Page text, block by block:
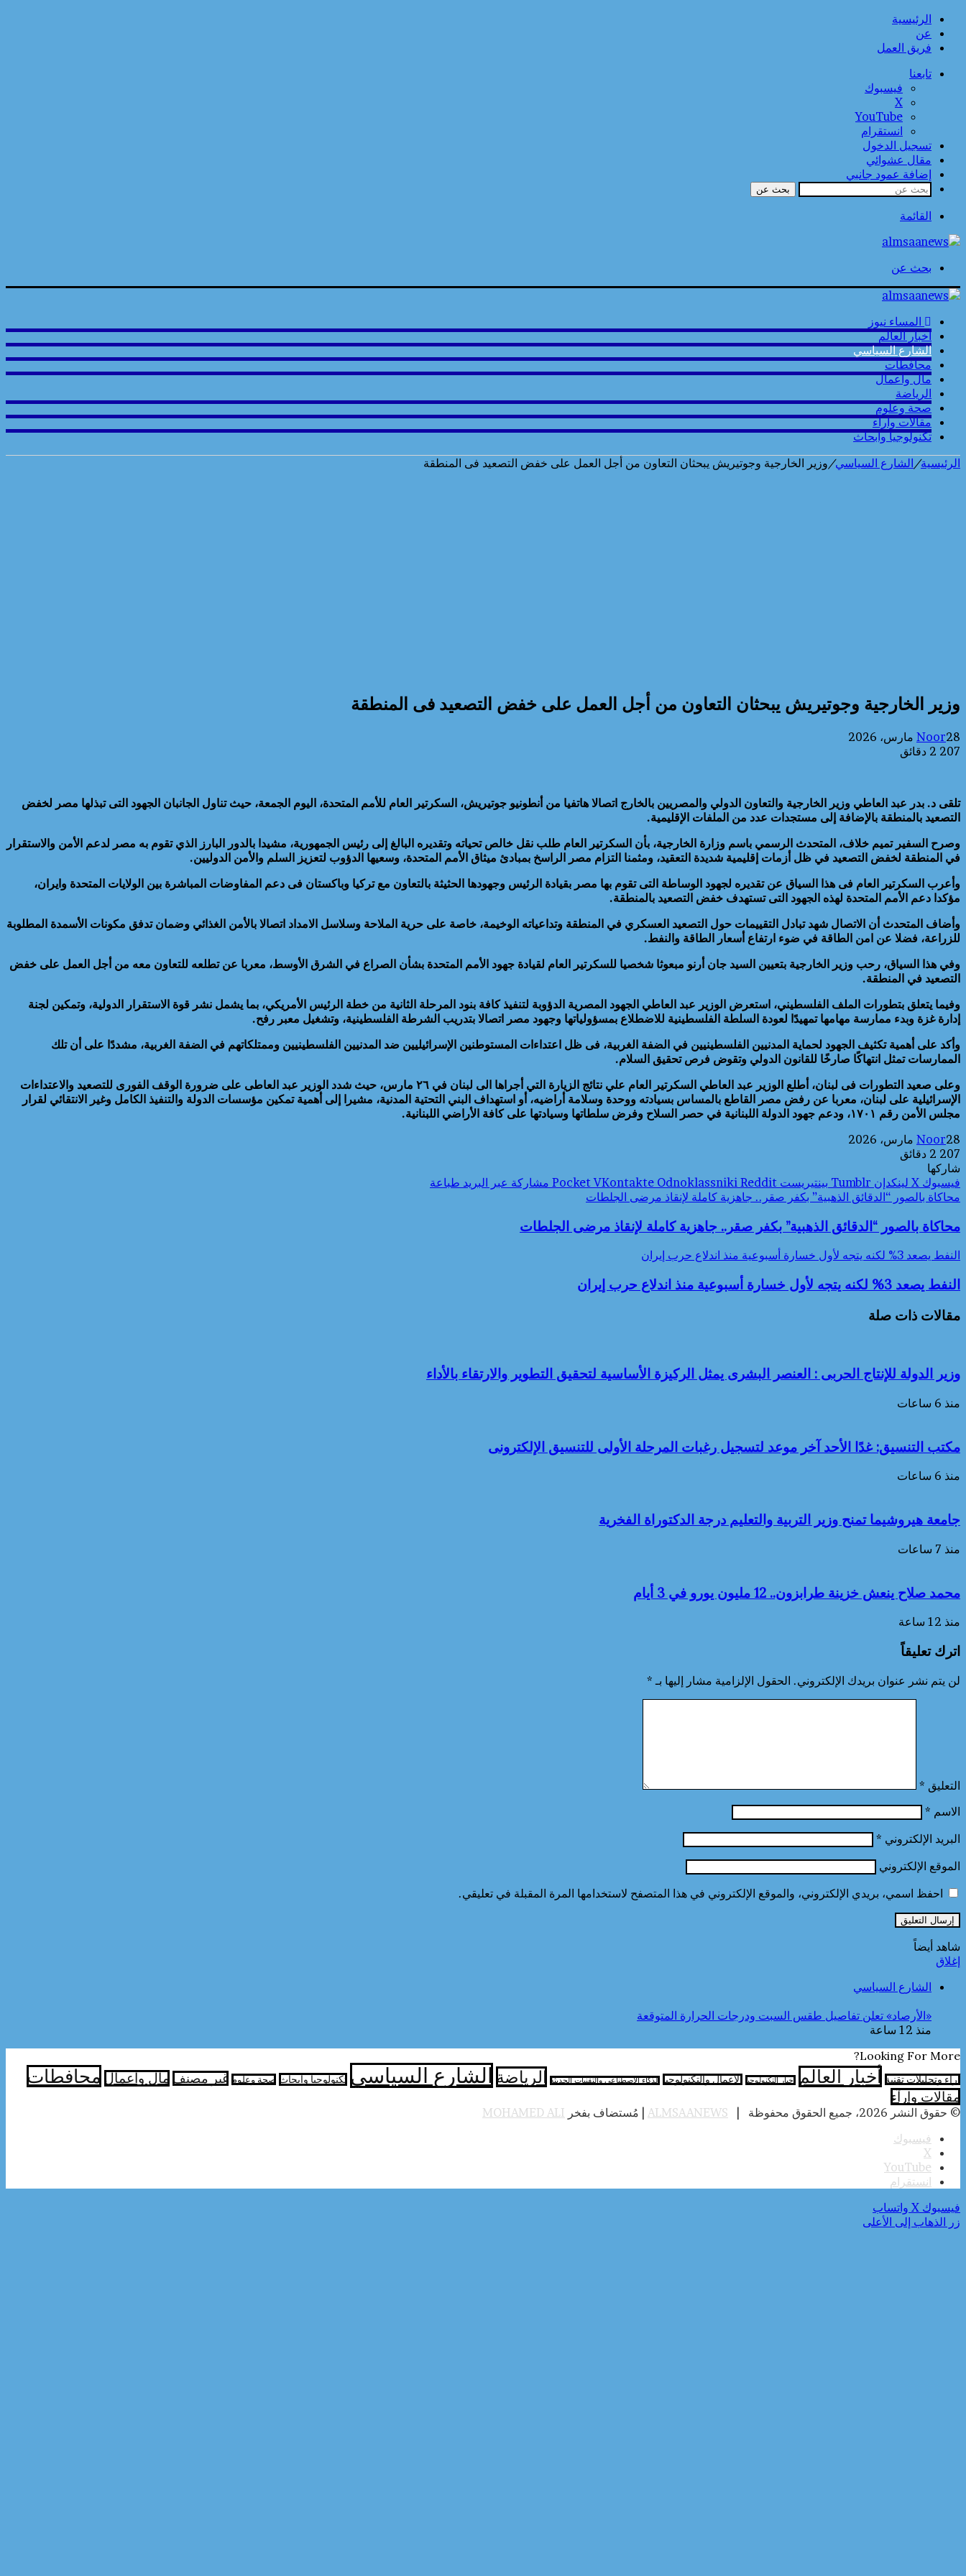
الرئيسية
عن
فريق العمل
تابعنا
فيسبوك
‫X
‫YouTube
انستقرام
تسجيل الدخول
مقال عشوائي
إضافة عمود جانبي
بحث عن
القائمة
بحث عن
المساء نيوز
أخبار العالم
الشارع السياسي
محافطات
مال واعمال
الرياضة
صحة وعلوم
مقالات وارآء
تكنولوجيا وابحاث
الرئيسية/الشارع السياسي/وزير الخارجية وجوتيريش يبحثان التعاون من أجل العمل على خفض التصعيد فى المنطقة
وزير الخارجية وجوتيريش يبحثان التعاون من أجل العمل على خفض التصعيد فى المنطقة
Noor28 مارس، 2026
207 2 دقائق
تلقى د. بدر عبد العاطي وزير الخارجية والتعاون الدولي والمصريين بالخارج اتصالا هاتفيا من أنطونيو جوتيريش، السكرتير العام للأمم المتحدة، اليوم الجمعة، حيث تناول الجانبان الجهود التى تبذلها مصر لخفض
التصعيد بالمنطقة بالإضافة إلى مستجدات عدد من الملفات الإقليمية.
وصرح السفير تميم خلاف، المتحدث الرسمي باسم وزارة الخارجية، بأن السكرتير العام طلب نقل خالص تحياته وتقديره البالغ إلى رئيس الجمهورية، مشيدا بالدور البارز الذي تقوم به مصر لدعم الأمن والاستقرار
في المنطقة لخفض التصعيد في ظل أزمات إقليمية شديدة التعقيد، ومثمنا التزام مصر الراسخ بمبادئ ميثاق الأمم المتحدة، وسعيها الدؤوب لتعزيز السلم والأمن الدوليين.
وأعرب السكرتير العام فى هذا السياق عن تقديره لجهود الوساطة التى تقوم بها مصر بقيادة الرئيس وجهودها الحثيثة بالتعاون مع تركيا وباكستان فى دعم المفاوضات المباشرة بين الولايات المتحدة وايران،
مؤكدا دعم الأمم المتحدة لهذه الجهود التى تستهدف خفض التصعيد بالمنطقة.
وأضاف المتحدث أن الاتصال شهد تبادل التقييمات حول التصعيد العسكري في المنطقة وتداعياته الوخيمة، خاصة على حرية الملاحة وسلاسل الامداد اتصالا بالأمن الغذائي وضمان تدفق مكونات الأسمدة المطلوبة
للزراعة، فضلا عن امن الطاقة في ضوء ارتفاع أسعار الطاقة والنفط.
وفي هذا السياق، رحب وزير الخارجية بتعيين السيد جان أرنو مبعوثا شخصيا للسكرتير العام لقيادة جهود الأمم المتحدة بشأن الصراع في الشرق الأوسط، معربا عن تطلعه للتعاون معه من أجل العمل على خفض
التصعيد في المنطقة.
وفيما يتعلق بتطورات الملف الفلسطيني، استعرض الوزير عبد العاطي الجهود المصرية الدؤوبة لتنفيذ كافة بنود المرحلة الثانية من خطة الرئيس الأمريكي، بما يشمل نشر قوة الاستقرار الدولية، وتمكين لجنة
إدارة غزة وبدء ممارسة مهامها تمهيدًا لعودة السلطة الفلسطينية للاضطلاع بمسؤولياتها وجهود مصر اتصالا بتدريب الشرطة الفلسطينية، وتشغيل معبر رفح.
وأكد على أهمية تكثيف الجهود لحماية المدنيين الفلسطينيين في الضفة الغربية، فى ظل اعتداءات المستوطنين الإسرائيليين ضد المدنيين الفلسطينيين وممتلكاتهم في الضفة الغربية، مشددًا على أن تلك
الممارسات تمثل انتهاكًا صارخًا للقانون الدولي وتقوض فرص تحقيق السلام.
وعلى صعيد التطورات فى لبنان، أطلع الوزير عبد العاطي السكرتير العام علي نتائج الزيارة التي أجراها الى لبنان في ٢٦ مارس، حيث شدد الوزير عبد العاطى على ضرورة الوقف الفورى للتصعيد والاعتداءات
الإسرائيلية على لبنان، معربا عن رفض مصر القاطع بالمساس بسيادته ووحدة وسلامة أراضيه، أو استهداف البني التحتية المدنية، مشيرا إلى أهمية تمكين مؤسسات الدولة والتنفيذ الكامل وغير الانتقائي لقرار
مجلس الأمن رقم ١٧٠١، ودعم جهود الدولة اللبنانية في حصر السلاح وفرض سلطاتها وسيادتها على كافة الأراضي اللبنانية.
Noor28 مارس، 2026
207 2 دقائق
شاركها
فيسبوك ‫X لينكدإن بينتيريست Odnoklassniki
‫Pocket مشاركة عبر البريد طباعة
محاكاة بالصور “الدقائق الذهبية” بكفر صقر.. جاهزية كاملة لإنقاذ مرضى الجلطات
محاكاة بالصور “الدقائق الذهبية” بكفر صقر.. جاهزية كاملة لإنقاذ مرضى الجلطات
النفط يصعد 3% لكنه يتجه لأول خسارة أسبوعية منذ اندلاع حرب إيران
النفط يصعد 3% لكنه يتجه لأول خسارة أسبوعية منذ اندلاع حرب إيران
مقالات ذات صلة
وزير الدولة للإنتاج الحربى : العنصر البشرى يمثل الركيزة الأساسية لتحقيق التطوير والارتقاء بالأداء
منذ 6 ساعات
مكتب التنسيق: غدًا الأحد آخر موعد لتسجيل رغبات المرحلة الأولى للتنسيق الإلكترونى
منذ 6 ساعات
جامعة هيروشيما تمنح وزير التربية والتعليم درجة الدكتوراة الفخرية
منذ 7 ساعات
محمد صلاح ينعش خزينة طرابزون.. 12 مليون يورو في 3 أيام
منذ 12 ساعة
اترك تعليقاً
لن يتم نشر عنوان بريدك الإلكتروني. الحقول الإلزامية مشار إليها بـ *
التعليق *
الاسم *
البريد الإلكتروني *
الموقع الإلكتروني
احفظ اسمي، بريدي الإلكتروني، والموقع الإلكتروني في هذا المتصفح لاستخدامها المرة المقبلة في تعليقي.
شاهد أيضاً
إغلاق
الشارع السياسي
«الأرصاد» تعلن تفاصيل طقس السبت ودرجات الحرارة المتوقعة
منذ 12 ساعة
Looking For More?
آراء وتحليلات تقنية أخبار العالم اخبار التكنولوجيا الأعمال والتكنولوجيا الذكاء الاصطناعي والتقنيات الحديثة الرياضة الشارع السياسي تكنولوجيا وابحاث صحة وعلوم غير مصنف مال واعمال محافطات
مقالات وارآء
© حقوق النشر 2026، جميع الحقوق محفوظة | ALMSAANEWS | مُستضاف بفخر MOHAMED ALI
فيسبوك
‫X
‫YouTube
انستقرام
فيسبوك ‫X واتساب
زر الذهاب إلى الأعلى